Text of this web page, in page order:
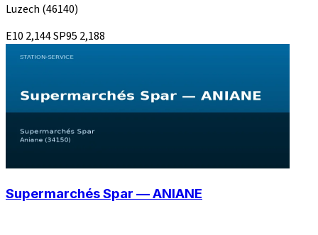
Luzech (46140)
E10 2,144SP95 2,188
Supermarchés Spar — ANIANE